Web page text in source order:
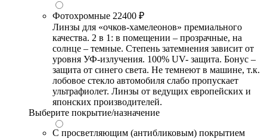
Фотохромные 22400 ₽
Линзы для «очков-хамелеонов» премиального
качества. 2 в 1: в помещении – прозрачные, на
солнце – темные. Степень затемнения зависит от
уровня УФ-излучения. 100% UV- защита. Бонус –
защита от синего света. Не темнеют в машине, т.к.
лобовое стекло автомобиля слабо пропускает
ультрафиолет. Линзы от ведущих европейских и
японских производителей.
Выберите покрытие/назначение
С просветляющим (антибликовым) покрытием